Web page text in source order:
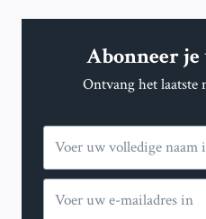
Abonneer je
Ontvang het